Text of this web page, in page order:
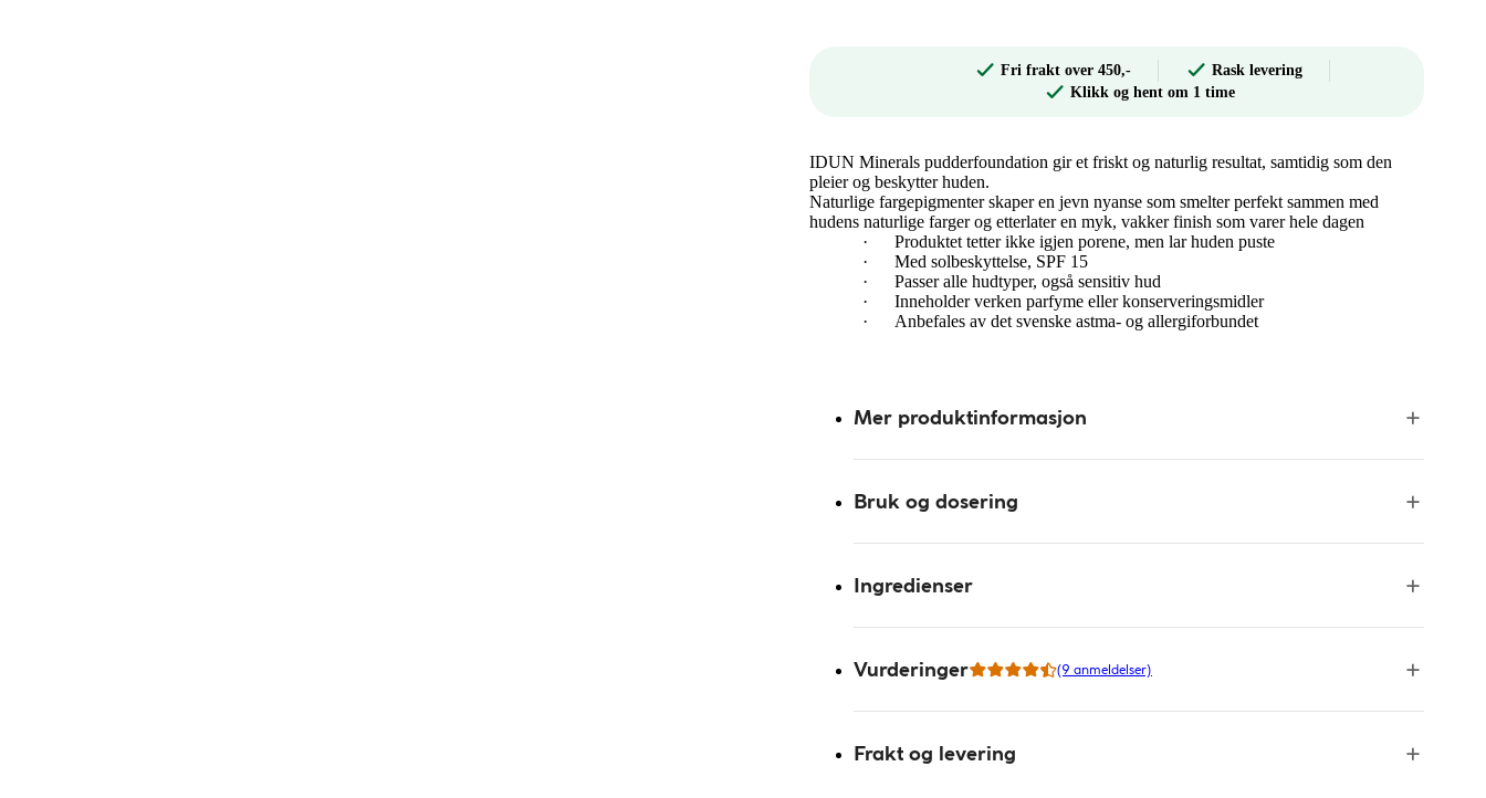
Fri frakt over 450,-
Rask levering
Klikk og hent om 1 time
IDUN Minerals pudderfoundation gir et friskt og naturlig resultat, samtidig som den
pleier og beskytter huden.
Naturlige fargepigmenter skaper en jevn nyanse som smelter perfekt sammen med
hudens naturlige farger og etterlater en myk, vakker finish som varer hele dagen
· Produktet tetter ikke igjen porene, men lar huden puste
· Med solbeskyttelse, SPF 15
· Passer alle hudtyper, også sensitiv hud
· Inneholder verken parfyme eller konserveringsmidler
· Anbefales av det svenske astma- og allergiforbundet
Mer produktinformasjon
Bruk og dosering
Ingredienser
Vurderinger (9 anmeldelser)
Frakt og levering